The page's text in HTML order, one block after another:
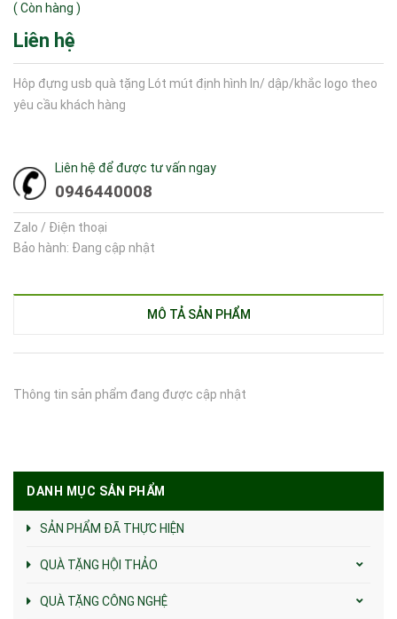
( Còn hàng )
Liên hệ
Hôp đựng usb quà tặng Lót mút định hình In/ dập/khắc logo theo
yêu cầu khách hàng
Liên hệ để được tư vấn ngay
0946440008
Zalo / Điện thoại
Bảo hành: Đang cập nhật
MÔ TẢ SẢN PHẨM
Thông tin sản phẩm đang được cập nhật
DANH MỤC SẢN PHẨM
SẢN PHẨM ĐÃ THỰC HIỆN
QUÀ TẶNG HỘI THẢO
QUÀ TẶNG CÔNG NGHỆ